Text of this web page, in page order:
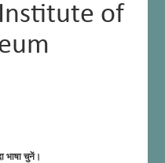
of
भाषा चुनें।